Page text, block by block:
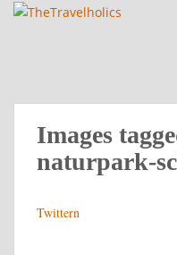
Skip to main content
Images
naturpark-
Twittern